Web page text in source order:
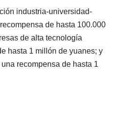
industria-universidad-
de hasta 100.000
de alta tecnología
hasta 1 millón de yuanes; y
recompensa de hasta 1